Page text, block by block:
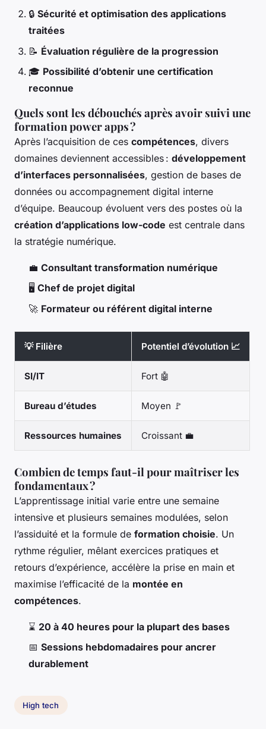
🔒 Sécurité et optimisation des applications
traitées
📝 Évaluation régulière de la progression
🎓 Possibilité d’obtenir une certification
reconnue
Quels sont les débouchés après avoir suivi une
formation power apps ?
Après l’acquisition de ces compétences, divers
domaines deviennent accessibles : développement
d’interfaces personnalisées, gestion de bases de
données ou accompagnement digital interne
d’équipe. Beaucoup évoluent vers des postes où la
création d’applications low-code est centrale dans
la stratégie numérique.
💼 Consultant transformation numérique
🖥️ Chef de projet digital
🚀 Formateur ou référent digital interne
💡 Filière Potentiel d’évolution 📈
SI/IT Fort 🤖
Bureau d’études Moyen 🚩
Ressources humaines Croissant 💼
Combien de temps faut-il pour maîtriser les
fondamentaux ?
L’apprentissage initial varie entre une semaine
intensive et plusieurs semaines modulées, selon
l’assiduité et la formule de formation choisie. Un
rythme régulier, mêlant exercices pratiques et
retours d’expérience, accélère la prise en main et
maximise l’efficacité de la montée en
compétences.
⌛ 20 à 40 heures pour la plupart des bases
📅 Sessions hebdomadaires pour ancrer
durablement
High tech